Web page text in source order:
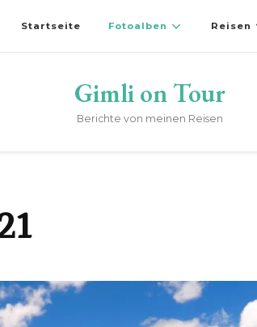
Startseite Fotoalben Reisen
Gimli on Tour
Berichte von meinen Reisen